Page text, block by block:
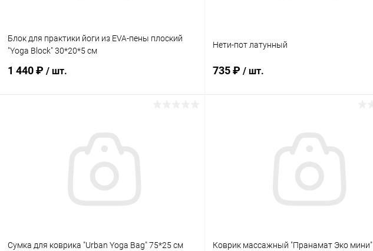
Блок для практики йоги из EVA-пены плоский
"Yoga Block" 30*20*5 см
1 440 ₽ / шт.
Нети-пот латунный
735 ₽ / шт.
Сумка для коврика "Urban Yoga Bag" 75*25 см Коврик массажный "Пранамат Эко мини"